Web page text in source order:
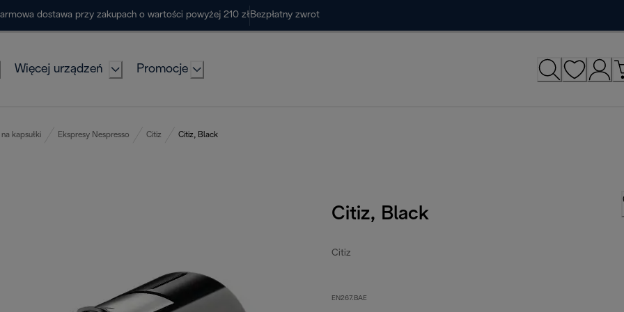
dostawa przy zakupach o wartości powyżej 210 zł Bezpłatny zwrot
Więcej urządzeń Promocje
kapsułki Ekspresy Nespresso Citiz Citiz, Black
Citiz, Black
Citiz
EN267.BAE